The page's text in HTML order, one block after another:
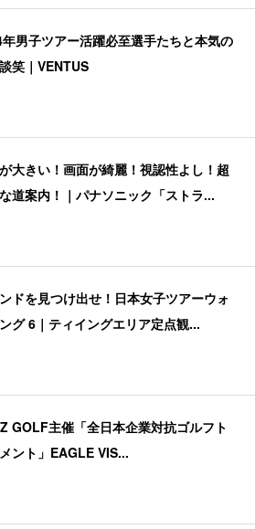
男子ツアー活躍必至選手たちと本気の
笑｜VENTUS
大きい！画面が綺麗！視認性よし！超
道案内！｜パナソニック「ストラ...
ドを見つけ出せ！日本女子ツアーウォ
グ 6｜ティイングエリア定点観...
GOLF主催「全日本企業対抗ゴルフト
ント」EAGLE VIS...